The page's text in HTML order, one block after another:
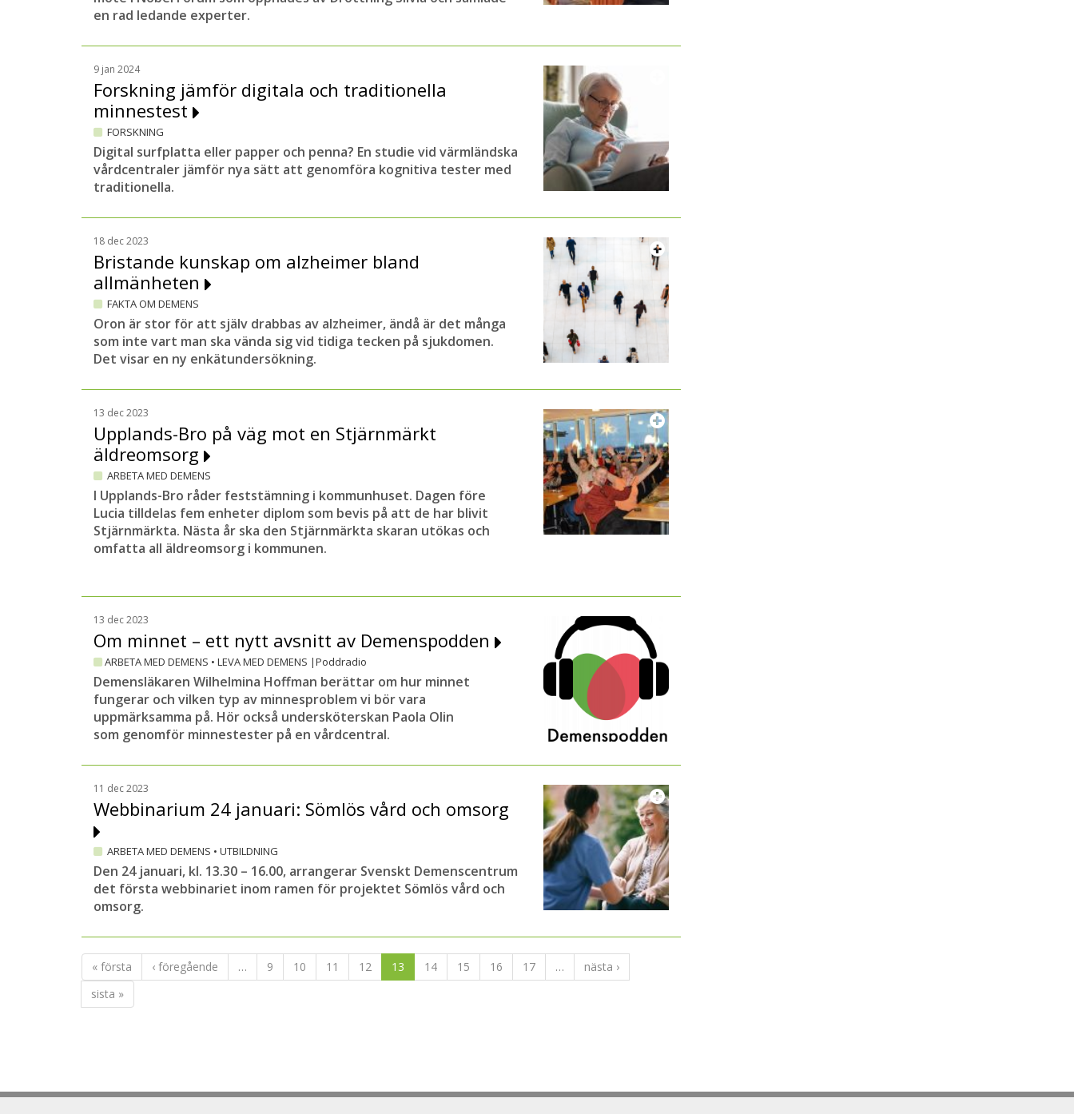
en rad ledande experter.
9 jan 2024
Forskning jämför digitala och traditionella
minnestest
FORSKNING
Digital surfplatta eller papper och penna? En studie vid värmländska
vårdcentraler jämför nya sätt att genomföra kognitiva tester med
traditionella.
18 dec 2023
Bristande kunskap om alzheimer bland
allmänheten
FAKTA OM DEMENS
Oron är stor för att själv drabbas av alzheimer, ändå är det många
som inte vart man ska vända sig vid tidiga tecken på sjukdomen.
Det visar en ny enkätundersökning.
13 dec 2023
Upplands-Bro på väg mot en Stjärnmärkt
äldreomsorg
ARBETA MED DEMENS
I Upplands-Bro råder feststämning i kommunhuset. Dagen före
Lucia tilldelas fem enheter diplom som bevis på att de har blivit
Stjärnmärkta. Nästa år ska den Stjärnmärkta skaran utökas och
omfatta all äldreomsorg i kommunen.
13 dec 2023
Om minnet – ett nytt avsnitt av Demenspodden
ARBETA MED DEMENS • LEVA MED DEMENS |Poddradio
Demensläkaren Wilhelmina Hoffman berättar om hur minnet
fungerar och vilken typ av minnesproblem vi bör vara
uppmärksamma på. Hör också undersköterskan Paola Olin
som genomför minnestester på en vårdcentral.
11 dec 2023
Webbinarium 24 januari: Sömlös vård och omsorg
ARBETA MED DEMENS • UTBILDNING
Den 24 januari, kl. 13.30 – 16.00, arrangerar Svenskt Demenscentrum
det första webbinariet inom ramen för projektet Sömlös vård och
omsorg.
« första ‹ föregående … 9 10 11 12 13 14 15 16 17 …
nästa ›
sista »